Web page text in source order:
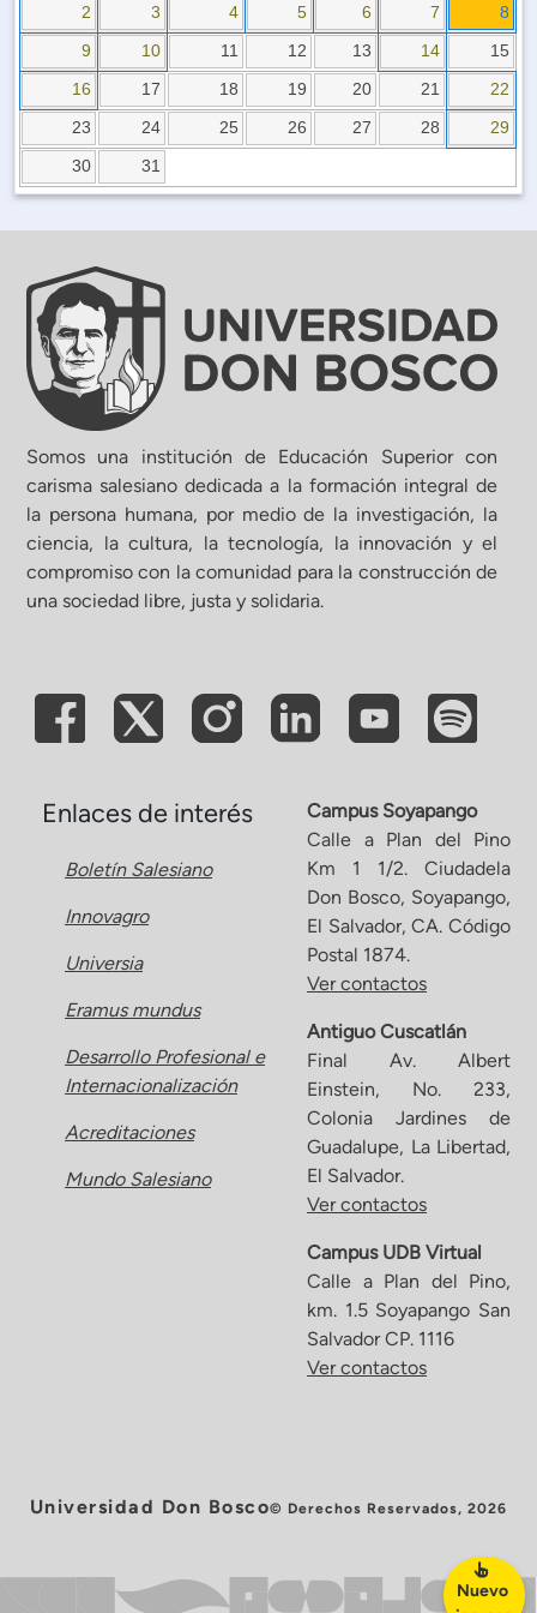
Capacitación Institucional
Estructura organizativa
Académica
Secretaría General
de Gestión Institucional
de Administración y Finanzas
Calidad Académica
Políticas institucionales
Acreditaciones
Boletín de noticias
Publicaciones
2
3 4 5 6 7
8
9
10 11 12 13 14
15
16
17 18 19 20 21
22
23
24 25 26 27 28
29
30
31
Nuevo
Somos una institución de Educación Superior con
carisma salesiano dedicada a la formación integral de
la persona humana, por medio de la investigación, la
ciencia, la cultura, la tecnología, la innovación y el
compromiso con la comunidad para la construcción de
una sociedad libre, justa y solidaria.
Enlaces de interés
Boletín Salesiano
Innovagro
Universia
Eramus mundus
Desarrollo Profesional e
Internacionalización
Acreditaciones
Mundo Salesiano
Campus Soyapango
Calle a Plan del Pino
Km 1 1/2. Ciudadela
Don Bosco, Soyapango,
El Salvador, CA. Código
Postal 1874.
Ver contactos
Antiguo Cuscatlán
Final Av. Albert
Einstein, No. 233,
Colonia Jardines de
Guadalupe, La Libertad,
El Salvador.
Ver contactos
Campus UDB Virtual
Calle a Plan del Pino,
km. 1.5 Soyapango San
Salvador CP. 1116
Ver contactos
Universidad Don Bosco© Derechos Reservados, 2026